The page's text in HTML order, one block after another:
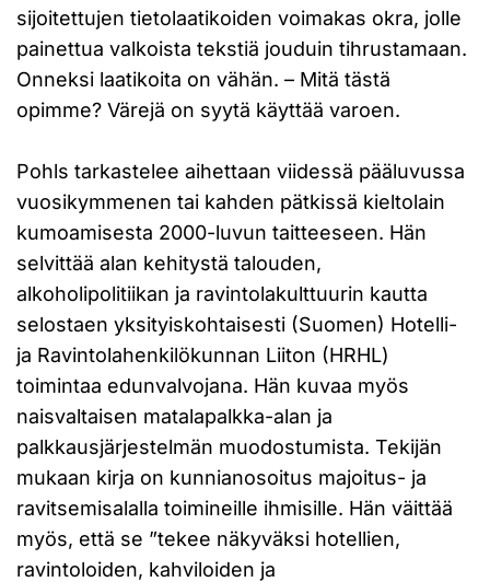
sijoitettujen tietolaatikoiden voimakas okra, jolle
painettua valkoista tekstiä jouduin tihrustamaan.
Onneksi laatikoita on vähän. – Mitä tästä
opimme? Värejä on syytä käyttää varoen.
Pohls tarkastelee aihettaan viidessä pääluvussa
vuosikymmenen tai kahden pätkissä kieltolain
kumoamisesta 2000-luvun taitteeseen. Hän
selvittää alan kehitystä talouden,
alkoholipolitiikan ja ravintolakulttuurin kautta
selostaen yksityiskohtaisesti (Suomen) Hotelli-
ja Ravintolahenkilökunnan Liiton (HRHL)
toimintaa edunvalvojana. Hän kuvaa myös
naisvaltaisen matalapalkka-alan ja
palkkausjärjestelmän muodostumista. Tekijän
mukaan kirja on kunnianosoitus majoitus- ja
ravitsemisalalla toimineille ihmisille. Hän väittää
myös, että se ”tekee näkyväksi hotellien,
ravintoloiden, kahviloiden ja